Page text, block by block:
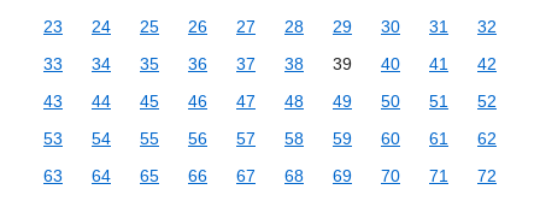
23
24 25 26 27 28 29 30 31
32
33
34 35 36 37 38 39 40 41
42
43
44 45 46 47 48 49 50 51
52
53
54 55 56 57 58 59 60 61
62
63
64 65 66 67 68 69 70 71
72